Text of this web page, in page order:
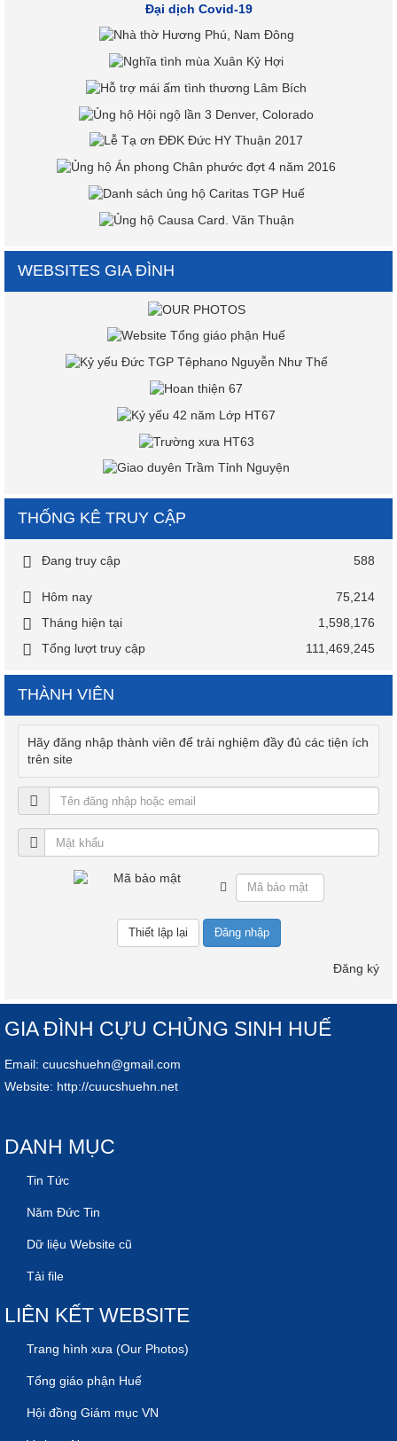
Đại dịch Covid-19
WEBSITES GIA ĐÌNH
THỐNG KÊ TRUY CẬP
Đang truy cập 588
Hôm nay
75,214
Tháng hiện tại
1,598,176
Tổng lượt truy cập
111,469,245
THÀNH VIÊN
Hãy đăng nhập thành viên để trải nghiệm đầy đủ các tiện ích
trên site
Đăng nhập
Đăng ký
GIA ĐÌNH CỰU CHỦNG SINH HUẾ
Email: cuucshuehn@gmail.com
Website: http://cuucshuehn.net
DANH MỤC
Tin Tức
Năm Đức Tin
Dữ liệu Website cũ
Tải file
LIÊN KẾT WEBSITE
Trang hình xưa (Our Photos)
Tổng giáo phận Huế
Hội đồng Giám mục VN